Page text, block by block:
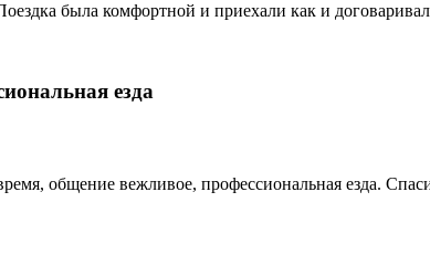
была комфортной и приехали как и
езда
общение вежливое, профессиональная езда.